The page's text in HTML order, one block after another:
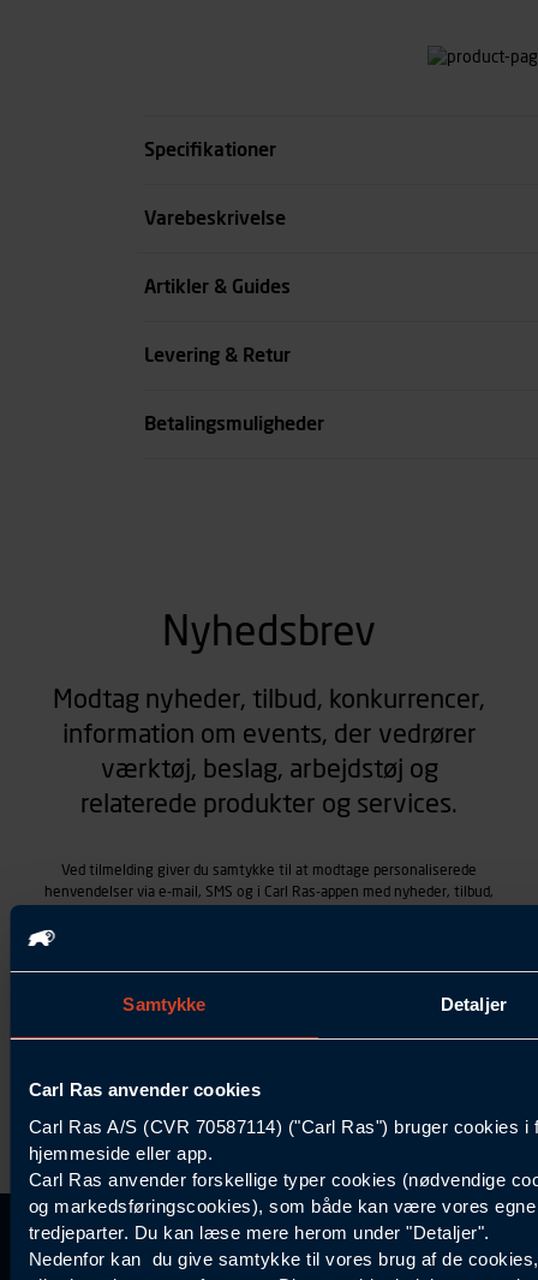
Samtykke Detaljer
Carl Ras anvender cookies
Carl Ras A/S (CVR 70587114) ("Carl Ras") bruger cookies
hjemmeside eller app.
Carl Ras anvender forskellige typer cookies (nødvendige
og markedsføringscookies), som både kan være vores
tredjeparter. Du kan læse mere herom under "Detaljer".
Nedenfor kan du give samtykke til vores brug af de
Specifikationer
Størrelse
Varebeskrivelse
Artikler & Guides
Levering & Retur
Betalingsmuligheder
Nyhedsbrev
Modtag nyheder, tilbud, konkurrencer,
information om events, der vedrører
værktøj, beslag, arbejdstøj og
relaterede produkter og services.
Ved tilmelding giver du samtykke til at modtage personaliserede
henvendelser via e-mail, SMS og i Carl Ras-appen med nyheder, tilbud,
Samtykket betyder også, at Carl Ras A/S som dataansvarlig kan
samtykke tilbage ved at trykke "Afmeld" i bunden af hver
vorespersondatapolitik
Kontakt Kundeservice Information
Carl Ras Gruppen
Kundefordele
Bliv kontokunde
Inspiration
Specialisten